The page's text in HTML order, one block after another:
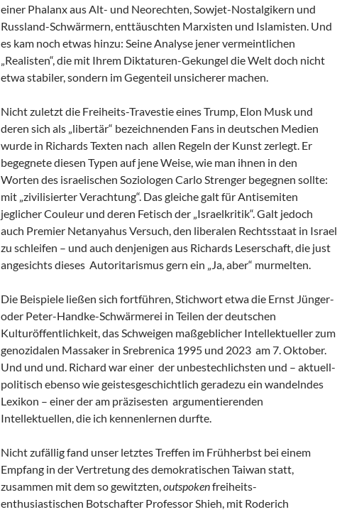
einer Phalanx aus Alt- und Neorechten, Sowjet-Nostalgikern und
Russland-Schwärmern, enttäuschten Marxisten und Islamisten. Und
es kam noch etwas hinzu: Seine Analyse jener vermeintlichen
„Realisten“, die mit Ihrem Diktaturen-Gekungel die Welt doch nicht
etwa stabiler, sondern im Gegenteil unsicherer machen.
Nicht zuletzt die Freiheits-Travestie eines Trump, Elon Musk und
deren sich als „libertär“ bezeichnenden Fans in deutschen Medien
wurde in Richards Texten nach allen Regeln der Kunst zerlegt. Er
begegnete diesen Typen auf jene Weise, wie man ihnen in den
Worten des israelischen Soziologen Carlo Strenger begegnen sollte:
mit „zivilisierter Verachtung“. Das gleiche galt für Antisemiten
jeglicher Couleur und deren Fetisch der „Israelkritik“. Galt jedoch
auch Premier Netanyahus Versuch, den liberalen Rechtsstaat in Israel
zu schleifen – und auch denjenigen aus Richards Leserschaft, die just
angesichts dieses Autoritarismus gern ein „Ja, aber“ murmelten.
Die Beispiele ließen sich fortführen, Stichwort etwa die Ernst Jünger-
oder Peter-Handke-Schwärmerei in Teilen der deutschen
Kulturöffentlichkeit, das Schweigen maßgeblicher Intellektueller zum
genozidalen Massaker in Srebrenica 1995 und 2023 am 7. Oktober.
Und und und. Richard war einer der unbestechlichsten und – aktuell-
politisch ebenso wie geistesgeschichtlich geradezu ein wandelndes
Lexikon – einer der am präzisesten argumentierenden
Intellektuellen, die ich kennenlernen durfte.
Nicht zufällig fand unser letztes Treffen im Frühherbst bei einem
Empfang in der Vertretung des demokratischen Taiwan statt,
zusammen mit dem so gewitzten, outspokenfreiheits-
enthusiastischen Botschafter Professor Shieh, mit Roderich